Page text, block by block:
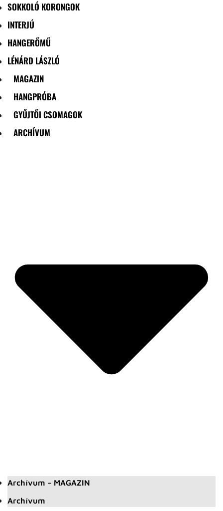
SOKKOLÓ KORONGOK
INTERJÚ
HANGERŐMŰ
LÉNÁRD LÁSZLÓ
MAGAZIN
HANGPRÓBA
GYŰJTŐI CSOMAGOK
ARCHÍVUM
Archívum – MAGAZIN
Archívum